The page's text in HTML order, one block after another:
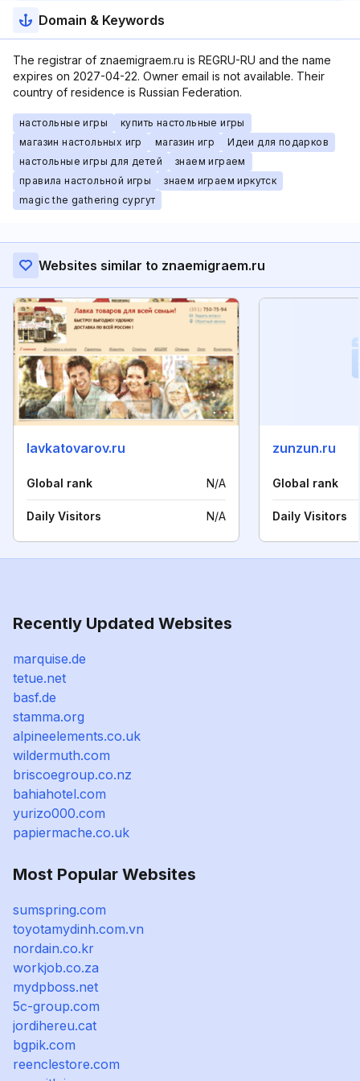
Domain & Keywords
The registrar of znaemigraem.ru is REGRU-RU and the name
expires on 2027-04-22. Owner email is not available. Their
country of residence is Russian Federation.
настольные игры
купить настольные игры
магазин настольных игр
магазин игр
Идеи для подарков
настольные игры для детей
знаем играем
правила настольной игры
знаем играем иркутск
magic the gathering сургут
Websites similar to znaemigraem.ru
lavkatovarov.ru
Global rank N/A
Daily Visitors N/A
zunzun.ru
Global rank
Daily Visitors
Recently Updated Websites
marquise.de
tetue.net
basf.de
stamma.org
alpineelements.co.uk
wildermuth.com
briscoegroup.co.nz
bahiahotel.com
yurizo000.com
papiermache.co.uk
Most Popular Websites
sumspring.com
toyotamydinh.com.vn
nordain.co.kr
workjob.co.za
mydpboss.net
5c-group.com
jordihereu.cat
bgpik.com
reenclestore.com